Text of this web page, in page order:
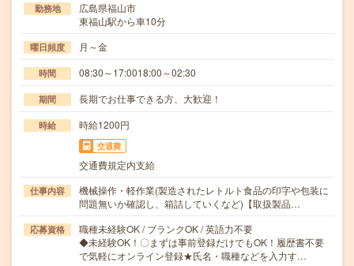
勤務地
広島県福山市
東福山駅から車10分
曜日頻度 月～金
時間 08:30～17:0018:00～02:30
期間 長期でお仕事できる方、大歓迎！
時給 時給1200円
交通費
交通費規定内支給
仕事内容
機械操作・軽作業(製造されたレトルト食品の印字や包装に
問題無いか確認し、箱詰していくなど)【取扱製品…
応募資格
職種未経験OK / ブランクOK / 英語力不要
◆未経験OK！〇まずは事前登録だけでもOK！履歴書不要
で気軽にオンライン登録★氏名・職種などを入力す…